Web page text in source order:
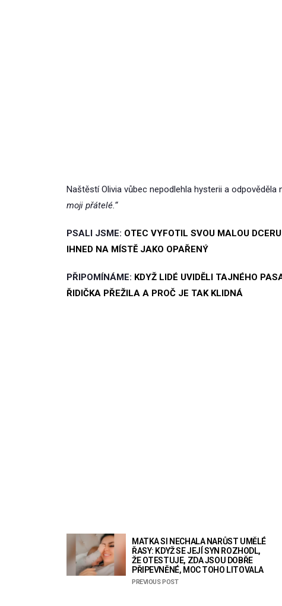
Naštěstí Olivia vůbec nepodlehla hysterii a odpověděla
moji přátelé.“
PSALI JSME: OTEC VYFOTIL SVOU MALOU
IHNED NA MÍSTĚ JAKO OPAŘENÝ
PŘIPOMÍNÁME: KDYŽ LIDÉ UVIDĚLI TAJNÉHO
ŘIDIČKA PŘEŽILA A PROČ JE TAK KLIDNÁ
MATKA SI NECHALA NARŮST UMĚLÉ
ŘASY: KDYŽ SE JEJÍ SYN ROZHODL,
ŽE OTESTUJE, ZDA JSOU DOBŘE
PŘIPEVNĚNÉ, MOC TOHO LITOVALA
PREVIOUS POST